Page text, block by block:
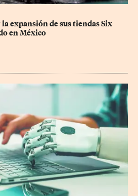
expansión de sus tiendas Six
en México